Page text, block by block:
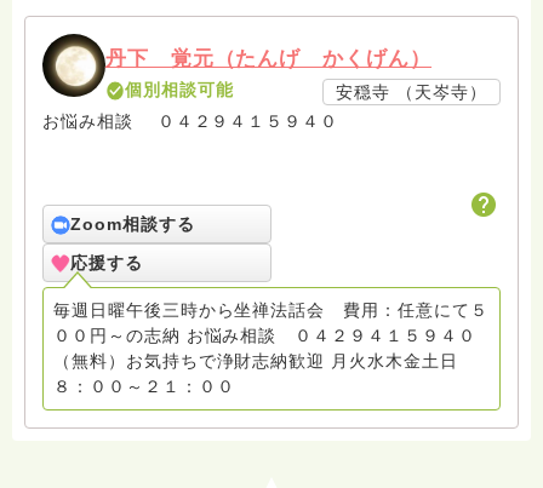
丹下 覚元（たんげ かくげん）
個別相談可能
安穏寺 （天岑寺）
お悩み相談 ０４２９４１５９４０
Zoom相談する
応援する
毎週日曜午後三時から坐禅法話会 費用：任意にて５
００円～の志納 お悩み相談 ０４２９４１５９４０
（無料）お気持ちで浄財志納歓迎 月火水木金土日
８：００～２１：００